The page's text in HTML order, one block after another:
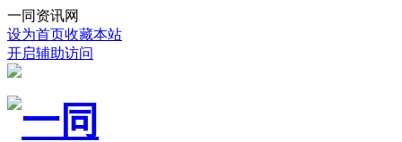
一同资讯网
设为首页收藏本站
开启辅助访问